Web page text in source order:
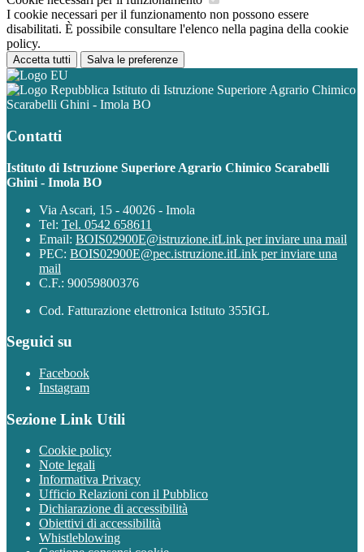
I cookie necessari per il funzionamento non possono essere
disabilitati. È possibile consultare l'elenco nella pagina della cookie
policy.
Accetta tutti Salva le preferenze
Istituto di Istruzione Superiore Agrario Chimico
Scarabelli Ghini - Imola BO
Contatti
Istituto di Istruzione Superiore Agrario Chimico Scarabelli
Ghini - Imola BO
Via Ascari, 15 - 40026 - Imola
Tel: Tel. 0542 658611
Email: BOIS02900E@istruzione.itLink per inviare una mail
PEC: BOIS02900E@pec.istruzione.itLink per inviare una
mail
C.F.: 90059800376
Cod. Fatturazione elettronica Istituto 355IGL
Seguici su
Facebook
Instagram
Sezione Link Utili
Cookie policy
Note legali
Informativa Privacy
Ufficio Relazioni con il Pubblico
Dichiarazione di accessibilità
Obiettivi di accessibilità
Whistleblowing